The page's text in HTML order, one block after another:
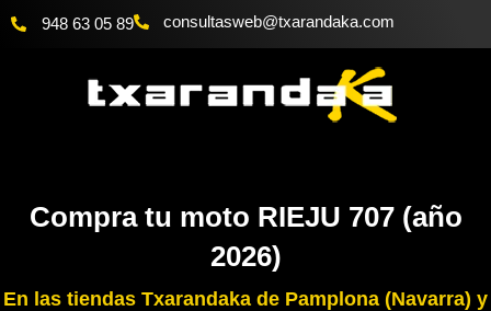
948 63 05 89 moc.akadnaraxt
@bewsatlusnoc
Compra tu moto RIEJU 707 (año
2026)
En las tiendas Txarandaka de Pamplona (Navarra) y